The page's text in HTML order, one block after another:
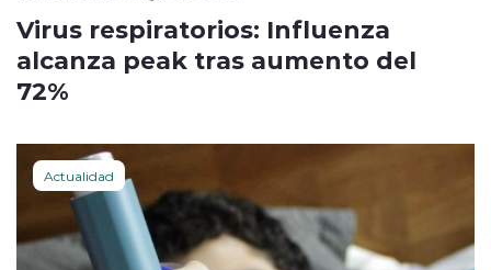
Virus respiratorios: Influenza
alcanza peak tras aumento del
72%
Actualidad